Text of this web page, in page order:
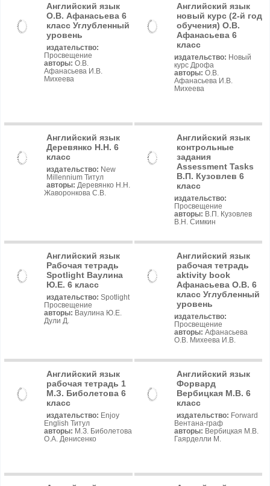
Английский язык
О.В. Афанасьева 6
класс Углубленный
уровень
издательство:
Просвещение
авторы: О.В.
Афанасьева И.В.
Михеева
Английский язык
новый курс (2-й год
обучения) О.В.
Афанасьева 6
класс
издательство: Новый
курс Дрофа
авторы: О.В.
Афанасьева И.В.
Михеева
Английский язык
Деревянко Н.Н. 6
класс
издательство: New
Millennium Титул
авторы: Деревянко Н.Н.
Жаворонкова С.В.
Английский язык
контрольные
задания
Assessment Tasks
В.П. Кузовлев 6
класс
издательство:
Просвещение
авторы: В.П. Кузовлев
В.Н. Симкин
Английский язык
Рабочая тетрадь
Spotlight Ваулина
Ю.Е. 6 класс
издательство: Spotlight
Просвещение
авторы: Ваулина Ю.Е.
Дули Д.
Английский язык
рабочая тетрадь
aktivity book
Афанасьева О.В. 6
класс Углубленный
уровень
издательство:
Просвещение
авторы: Афанасьева
О.В. Михеева И.В.
Английский язык
рабочая тетрадь 1
М.З. Биболетова 6
класс
издательство: Enjoy
English Титул
авторы: М.З. Биболетова
О.А. Денисенко
Английский язык
Форвард
Вербицкая М.В. 6
класс
издательство: Forward
Вентана-граф
авторы: Вербицкая М.В.
Гаярделли М.